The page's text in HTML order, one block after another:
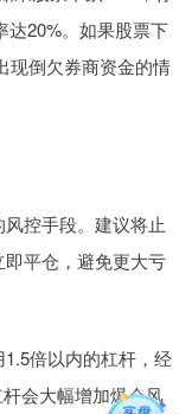
达20%。如果股票下
现倒欠券商资金的情
控手段。建议将止
平仓，避免更大亏
倍以内的杠杆，经
会大幅增加爆仓风